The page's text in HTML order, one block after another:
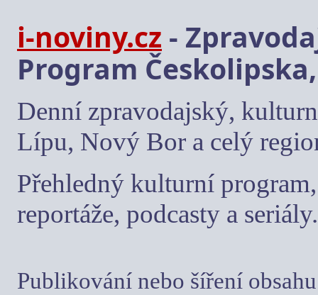
i-noviny.cz -
Program
Denní zpravodajský,
Lípu, Nový Bor a celý
Přehledný kulturní
reportáže, podcasty a seriály.
Publikování nebo šíření